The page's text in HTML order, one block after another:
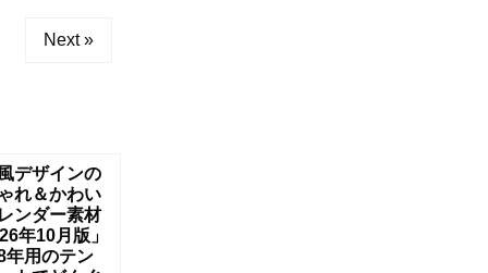
Next »
デザインの
れ＆かわい
ンダー素材
年10月版」
年用のテン